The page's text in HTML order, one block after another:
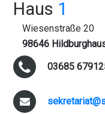
Haus 1
Wiesenstraße 20
98646
03685